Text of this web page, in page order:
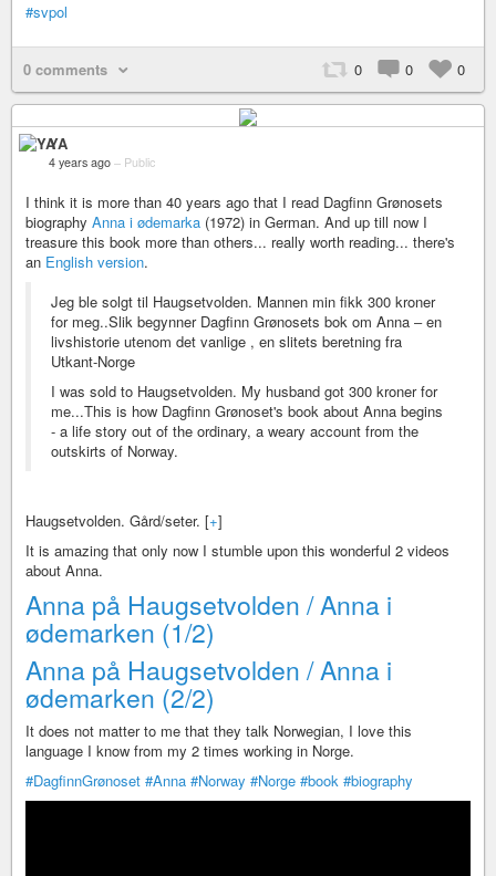
#svpol
0 comments 0 0 0
YA
4 years ago – Public
I think it is more than 40 years ago that I read Dagfinn Grønosets
biography Anna i ødemarka (1972) in German. And up till now I
treasure this book more than others... really worth reading... there's
an English version.
Jeg ble solgt til Haugsetvolden. Mannen min fikk 300 kroner
for meg..Slik begynner Dagfinn Grønosets bok om Anna ‒ en
livshistorie utenom det vanlige , en slitets beretning fra
Utkant-Norge
I was sold to Haugsetvolden. My husband got 300 kroner for
me...This is how Dagfinn Grønoset's book about Anna begins
- a life story out of the ordinary, a weary account from the
outskirts of Norway.
Haugsetvolden. Gård/seter. [+]
It is amazing that only now I stumble upon this wonderful 2 videos
about Anna.
Anna på Haugsetvolden / Anna i
ødemarken (1/2)
Anna på Haugsetvolden / Anna i
ødemarken (2/2)
It does not matter to me that they talk Norwegian, I love this
language I know from my 2 times working in Norge.
#DagfinnGrønoset #Anna #Norway #Norge #book #biography